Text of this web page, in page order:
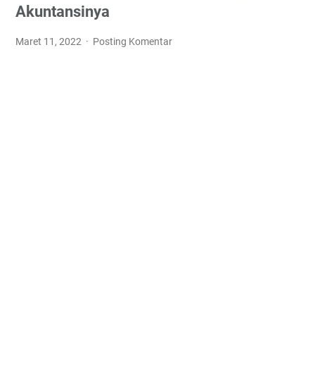
Akuntansinya
Maret 11, 2022 Posting Komentar